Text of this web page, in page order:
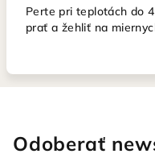
Perte pri teplotách do
prať a žehliť na
Odoberať